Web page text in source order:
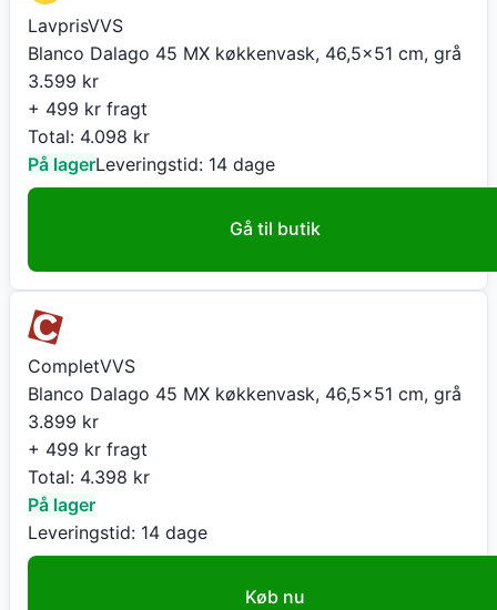
LavprisVVS
Blanco Dalago 45 MX køkkenvask, 46,5x51 cm, grå
3.599 kr
+ 499 kr fragt
Total: 4.098 kr
På lagerLeveringstid: 14 dage
Gå til butik
CompletVVS
Blanco Dalago 45 MX køkkenvask, 46,5x51 cm, grå
3.899 kr
+ 499 kr fragt
Total: 4.398 kr
På lager
Leveringstid: 14 dage
Køb nu